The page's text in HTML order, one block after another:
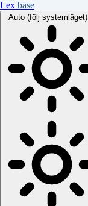
Lex base
Auto (följ systemläget)